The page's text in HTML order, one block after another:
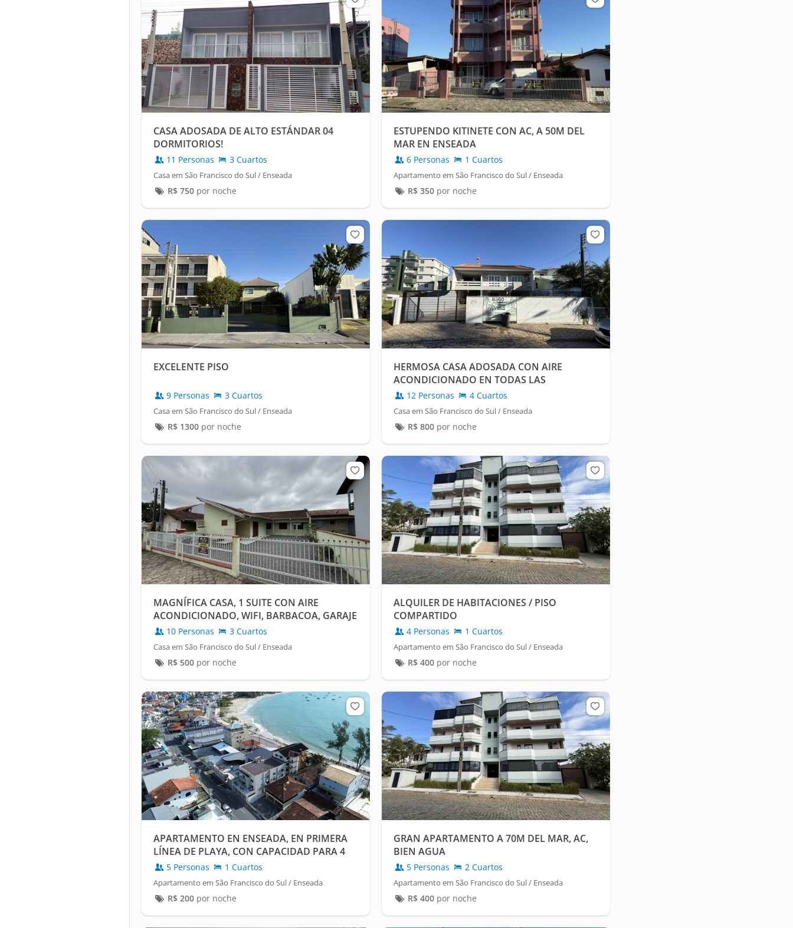
CASA ADOSADA DE ALTO ESTÁNDAR 04
DORMITORIOS!
11 Personas 3 Cuartos
Casa em São Francisco do Sul / Enseada
R$ 750por noche
ESTUPENDO KITINETE CON AC, A 50M DEL
MAR EN ENSEADA
6 Personas 1 Cuartos
Apartamento em São Francisco do Sul / Enseada
R$ 350por noche
EXCELENTE PISO
9 Personas 3 Cuartos
Casa em São Francisco do Sul / Enseada
R$ 1300por noche
HERMOSA CASA ADOSADA CON AIRE
ACONDICIONADO EN TODAS LAS
HABITACIONES, PISCINA, WI-FI
12 Personas 4 Cuartos
Casa em São Francisco do Sul / Enseada
R$ 800por noche
MAGNÍFICA CASA, 1 SUITE CON AIRE
ACONDICIONADO, WIFI, BARBACOA, GARAJE
CUBIERTO.
10 Personas 3 Cuartos
Casa em São Francisco do Sul / Enseada
R$ 500por noche
ALQUILER DE HABITACIONES / PISO
COMPARTIDO
4 Personas 1 Cuartos
Apartamento em São Francisco do Sul / Enseada
R$ 400por noche
APARTAMENTO EN ENSEADA, EN PRIMERA
LÍNEA DE PLAYA, CON CAPACIDAD PARA 4
PERSONAS Y AIRE ACONDICIONADO.
5 Personas 1 Cuartos
Apartamento em São Francisco do Sul / Enseada
R$ 200por noche
GRAN APARTAMENTO A 70M DEL MAR, AC,
BIEN AGUA
5 Personas 2 Cuartos
Apartamento em São Francisco do Sul / Enseada
R$ 400por noche